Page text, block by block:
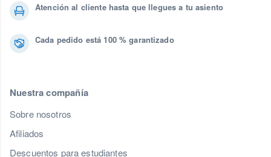
Atención al cliente hasta que llegues a tu asiento
Cada pedido está 100 % garantizado
Nuestra compañía
Sobre nosotros
Afiliados
Descuentos para estudiantes